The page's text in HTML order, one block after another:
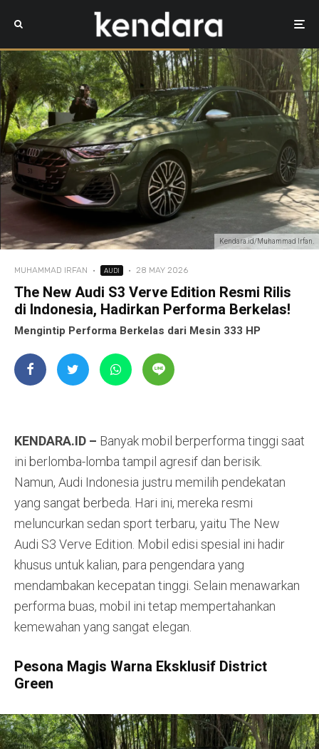
Kendara.id/Muhammad Irfan.
MUHAMMAD IRFAN · AUDI · 28 MAY 2026
The New Audi S3 Verve Edition Resmi Rilis
di Indonesia, Hadirkan Performa Berkelas!
Mengintip Performa Berkelas dari Mesin 333 HP
KENDARA.ID – Banyak mobil berperforma tinggi saat
ini berlomba-lomba tampil agresif dan berisik.
Namun, Audi Indonesia justru memilih pendekatan
yang sangat berbeda. Hari ini, mereka resmi
meluncurkan sedan sport terbaru, yaitu The New
Audi S3 Verve Edition. Mobil edisi spesial ini hadir
khusus untuk kalian, para pengendara yang
mendambakan kecepatan tinggi. Selain menawarkan
performa buas, mobil ini tetap mempertahankan
kemewahan yang sangat elegan.
Pesona Magis Warna Eksklusif District
Green